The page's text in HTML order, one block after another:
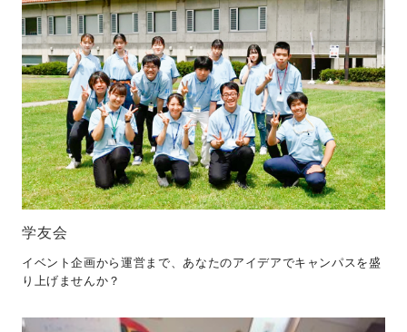
学友会
イベント企画から運営まで、あなたのアイデアでキャンパスを盛
り上げませんか？